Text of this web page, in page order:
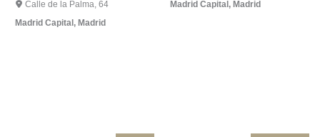
Calle de la Palma, 64
Madrid Capital , Madrid
Madrid Capital , Madrid